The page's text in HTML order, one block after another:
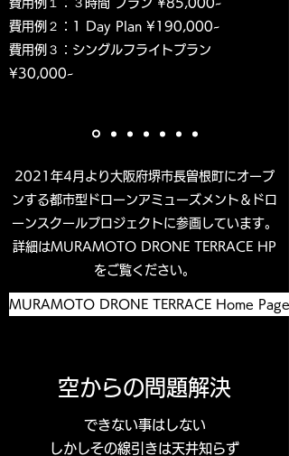
2021年4月より大阪府堺市長曽根町にオープ
ンする都市型ドローンアミューズメント＆ドロ
ーンスクールプロジェクトに参画しています。
詳細はMURAMOTO DRONE TERRACE HP
をご覧ください。
MURAMOTO DRONE TERRACE Home Page
​費用例１：３時間 プラン ¥85,000~
費用例２：1 Day Plan ¥190,000~
費用例３：シングルフライトプラン
¥30,000~
​​空からの問題解決
できない事はしない
しかしその線引きは天井知らず